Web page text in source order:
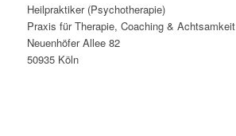
Heilpraktiker (Psychotherapie)
Praxis für Therapie, Coaching & Achtsamkeit
Neuenhöfer Allee 82
50935 Köln